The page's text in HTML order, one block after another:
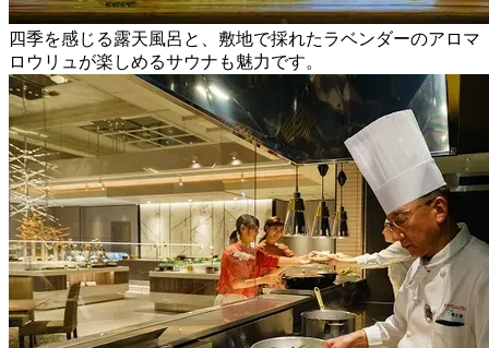
四季を感じる露天風呂と、敷地で採れたラベンダーのアロマ
ロウリュが楽しめるサウナも魅力です。